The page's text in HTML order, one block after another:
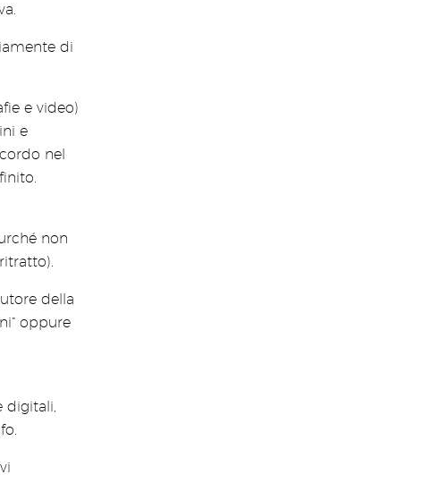
di
e video)
e
nel
non
della
oppure
digitali,